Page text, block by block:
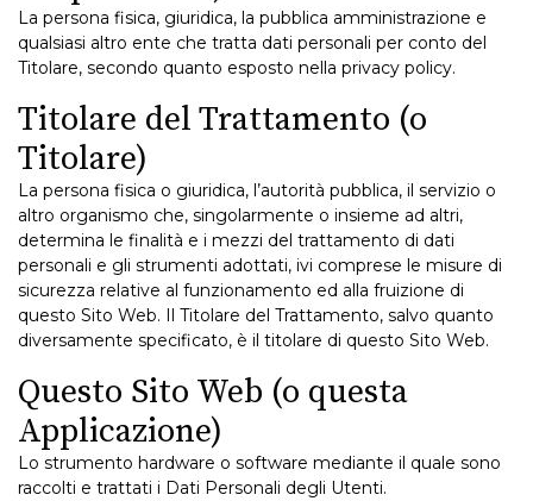
La persona fisica, giuridica, la pubblica amministrazione e
qualsiasi altro ente che tratta dati personali per conto del
Titolare, secondo quanto esposto nella privacy policy.
Titolare del Trattamento (o
Titolare)
La persona fisica o giuridica, l’autorità pubblica, il servizio o
altro organismo che, singolarmente o insieme ad altri,
determina le finalità e i mezzi del trattamento di dati
personali e gli strumenti adottati, ivi comprese le misure di
sicurezza relative al funzionamento ed alla fruizione di
questo Sito Web. Il Titolare del Trattamento, salvo quanto
diversamente specificato, è il titolare di questo Sito Web.
Questo Sito Web (o questa
Applicazione)
Lo strumento hardware o software mediante il quale sono
raccolti e trattati i Dati Personali degli Utenti.